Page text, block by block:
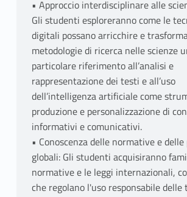
• Approccio interdisciplinare alle
Gli studenti esploreranno come le
digitali possano arricchire e
metodologie di ricerca nelle scienze
particolare riferimento all’analisi e
rappresentazione dei testi e all’uso
dell’intelligenza artificiale come
produzione e personalizzazione di
informativi e comunicativi.
• Conoscenza delle normative e
globali: Gli studenti acquisiranno
normative e le leggi internazionali,
che regolano l'uso responsabile delle